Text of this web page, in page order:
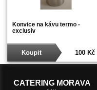
Konvice na kávu termo -
exclusiv
100 Kč
Koupit
CATERING MORAVA